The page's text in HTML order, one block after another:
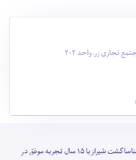
تجاری زر، واحد 202
شرکت خدمات گردشگری و مسافرت هوایی شناسا گشت شیراز با 15 سال تجربه موفق در